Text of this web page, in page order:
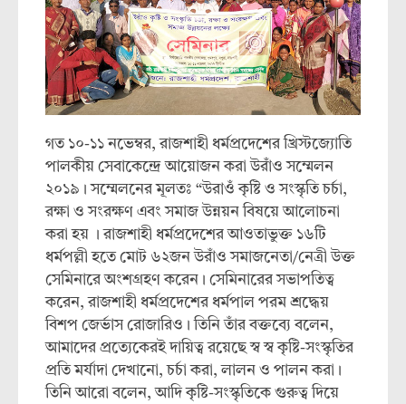
গত ১০-১১ নভেম্বর, রাজশাহী ধর্মপ্রদেশের খ্রিস্টজ্যোতি
পালকীয় সেবাকেন্দ্রে আয়োজন করা উরাঁও সম্মেলন
২০১৯। সম্মেলনের মূলতঃ “উরাওঁ কৃষ্টি ও সংস্কৃতি চর্চা,
রক্ষা ও সংরক্ষণ এবং সমাজ উন্নয়ন বিষয়ে আলোচনা
করা হয় । রাজশাহী ধর্মপ্রদেশের আওতাভুক্ত ১৬টি
ধর্মপল্লী হতে মোট ৬২জন উরাঁও সমাজনেতা/নেত্রী উক্ত
সেমিনারে অংশগ্রহণ করেন। সেমিনারের সভাপতিত্ব
করেন, রাজশাহী ধর্মপ্রদেশের ধর্মপাল পরম শ্রদ্ধেয়
বিশপ জের্ভাস রোজারিও। তিনি তাঁর বক্তব্যে বলেন,
আমাদের প্রত্যেকেরই দায়িত্ব রয়েছে স্ব স্ব কৃষ্টি-সংস্কৃতির
প্রতি মর্যাদা দেখানো, চর্চা করা, লালন ও পালন করা।
তিনি আরো বলেন, আদি কৃষ্টি-সংস্কৃতিকে গুরুত্ব দিয়ে